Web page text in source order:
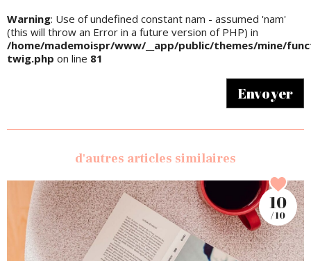
Warning: Use of undefined constant nam - assumed 'nam'
(this will throw an Error in a future version of PHP) in
/home/mademoispr/www/__app/public/themes/mine/
twig.php on line 81
Envoyer
d'autres articles similaires
10
/ 10